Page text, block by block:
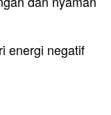
energi negatif